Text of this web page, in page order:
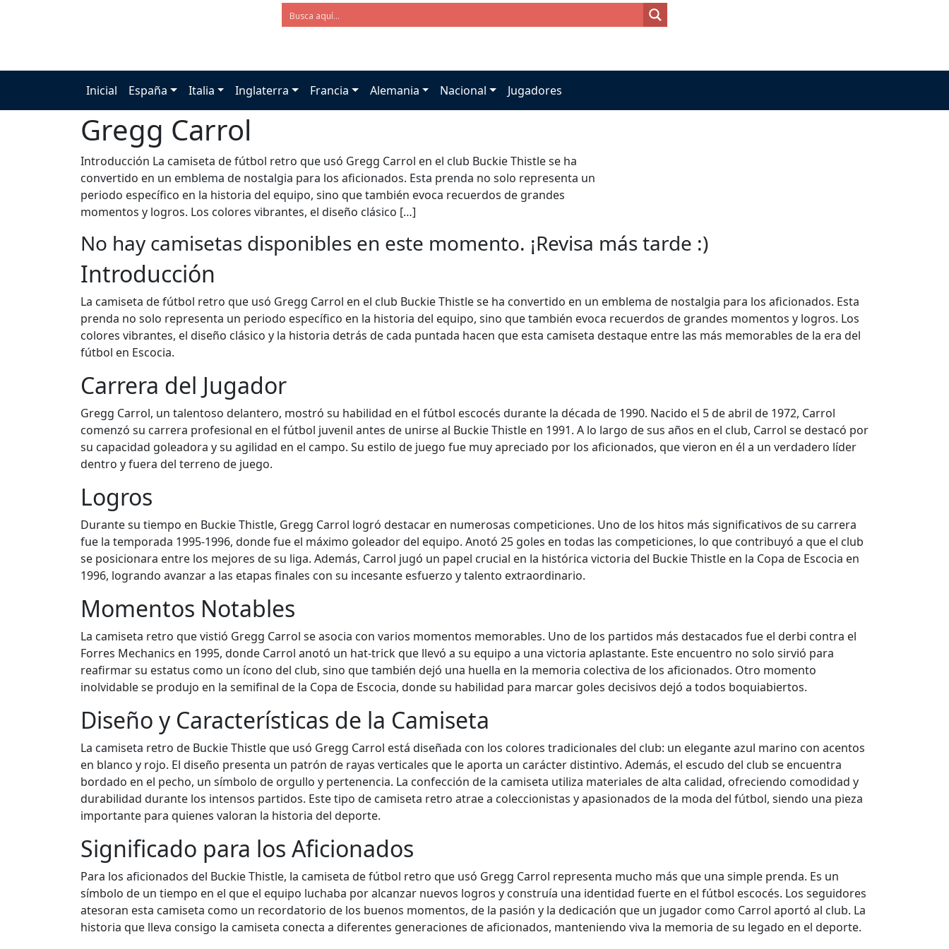
Inicial España Italia Inglaterra Francia Alemania Nacional Jugadores
Gregg Carrol
Introducción La camiseta de fútbol retro que usó Gregg Carrol en el club Buckie Thistle se ha
convertido en un emblema de nostalgia para los aficionados. Esta prenda no solo representa un
periodo específico en la historia del equipo, sino que también evoca recuerdos de grandes
momentos y logros. Los colores vibrantes, el diseño clásico […]
No hay camisetas disponibles en este momento. ¡Revisa más tarde :)
Introducción
La camiseta de fútbol retro que usó Gregg Carrol en el club Buckie Thistle se ha convertido en un emblema de nostalgia para los aficionados. Esta
prenda no solo representa un periodo específico en la historia del equipo, sino que también evoca recuerdos de grandes momentos y logros. Los
colores vibrantes, el diseño clásico y la historia detrás de cada puntada hacen que esta camiseta destaque entre las más memorables de la era del
fútbol en Escocia.
Carrera del Jugador
Gregg Carrol, un talentoso delantero, mostró su habilidad en el fútbol escocés durante la década de 1990. Nacido el 5 de abril de 1972, Carrol
comenzó su carrera profesional en el fútbol juvenil antes de unirse al Buckie Thistle en 1991. A lo largo de sus años en el club, Carrol se destacó por
su capacidad goleadora y su agilidad en el campo. Su estilo de juego fue muy apreciado por los aficionados, que vieron en él a un verdadero líder
dentro y fuera del terreno de juego.
Logros
Durante su tiempo en Buckie Thistle, Gregg Carrol logró destacar en numerosas competiciones. Uno de los hitos más significativos de su carrera
fue la temporada 1995-1996, donde fue el máximo goleador del equipo. Anotó 25 goles en todas las competiciones, lo que contribuyó a que el club
se posicionara entre los mejores de su liga. Además, Carrol jugó un papel crucial en la histórica victoria del Buckie Thistle en la Copa de Escocia en
1996, logrando avanzar a las etapas finales con su incesante esfuerzo y talento extraordinario.
Momentos Notables
La camiseta retro que vistió Gregg Carrol se asocia con varios momentos memorables. Uno de los partidos más destacados fue el derbi contra el
Forres Mechanics en 1995, donde Carrol anotó un hat-trick que llevó a su equipo a una victoria aplastante. Este encuentro no solo sirvió para
reafirmar su estatus como un ícono del club, sino que también dejó una huella en la memoria colectiva de los aficionados. Otro momento
inolvidable se produjo en la semifinal de la Copa de Escocia, donde su habilidad para marcar goles decisivos dejó a todos boquiabiertos.
Diseño y Características de la Camiseta
La camiseta retro de Buckie Thistle que usó Gregg Carrol está diseñada con los colores tradicionales del club: un elegante azul marino con acentos
en blanco y rojo. El diseño presenta un patrón de rayas verticales que le aporta un carácter distintivo. Además, el escudo del club se encuentra
bordado en el pecho, un símbolo de orgullo y pertenencia. La confección de la camiseta utiliza materiales de alta calidad, ofreciendo comodidad y
durabilidad durante los intensos partidos. Este tipo de camiseta retro atrae a coleccionistas y apasionados de la moda del fútbol, siendo una pieza
importante para quienes valoran la historia del deporte.
Significado para los Aficionados
Para los aficionados del Buckie Thistle, la camiseta de fútbol retro que usó Gregg Carrol representa mucho más que una simple prenda. Es un
símbolo de un tiempo en el que el equipo luchaba por alcanzar nuevos logros y construía una identidad fuerte en el fútbol escocés. Los seguidores
atesoran esta camiseta como un recordatorio de los buenos momentos, de la pasión y la dedicación que un jugador como Carrol aportó al club. La
historia que lleva consigo la camiseta conecta a diferentes generaciones de aficionados, manteniendo viva la memoria de su legado en el deporte.